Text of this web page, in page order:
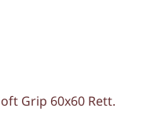
Grip 60x60 Rett.